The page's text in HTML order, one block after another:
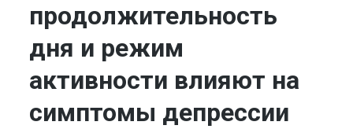
продолжительность
дня и режим
активности влияют на
симптомы депрессии